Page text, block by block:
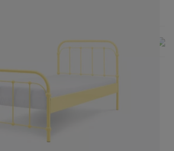
DIR AUCH